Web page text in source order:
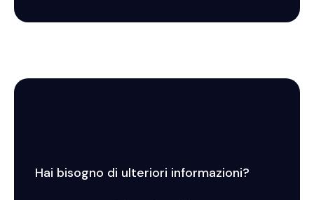
Hai bisogno di ulteriori informazioni?